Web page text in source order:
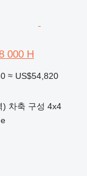
000 H
≈ US$54,820
) 차축 구성 4x4